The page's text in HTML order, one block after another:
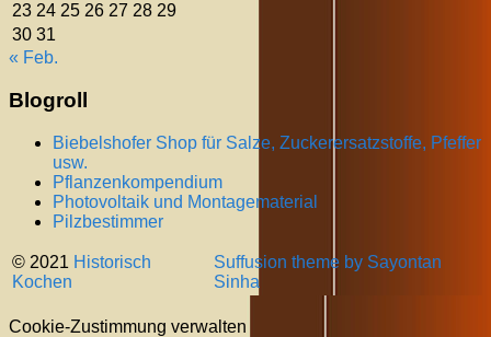
23 24 25 26 27 28 29
30 31
« Feb.
Blogroll
Biebelshofer Shop für Salze, Zuckerersatzstoffe, Pfeffer
usw.
Pflanzenkompendium
Photovoltaik und Montagematerial
Pilzbestimmer
© 2021 Historisch
Kochen
Suffusion theme by Sayontan
Sinha
Cookie-Zustimmung verwalten